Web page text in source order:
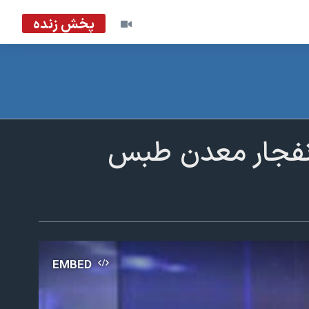
پخش زنده
معدن طبس
EMBED